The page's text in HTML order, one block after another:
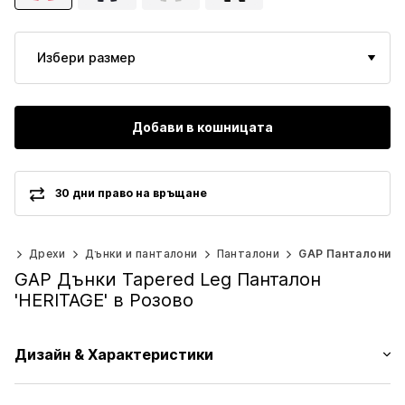
Избери размер
Добави в кошницата
30 дни право на връщане
Дрехи Дънки и панталони Панталони GAP Панталони
GAP Дънки Tapered Leg Панталон
'HERITAGE' в Розово
Дизайн & Характеристики